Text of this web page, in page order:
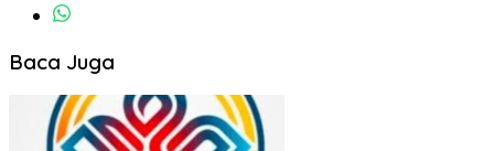
Baca Juga